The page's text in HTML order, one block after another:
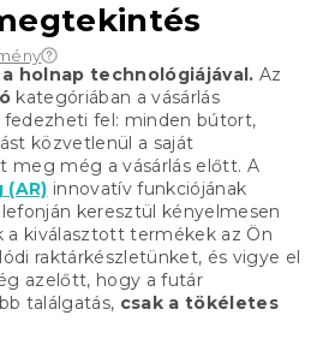
holnap technológiájával. Az
kategóriában a vásárlás
fel: minden bútort,
közvetlenül a saját
meg még a vásárlás előtt. A
innovatív funkciójának
keresztül kényelmesen
a kiválasztott termékek az Ön
raktárkészletünket, és vigye el
azelőtt, hogy a futár
találgatás, csak a tökéletes